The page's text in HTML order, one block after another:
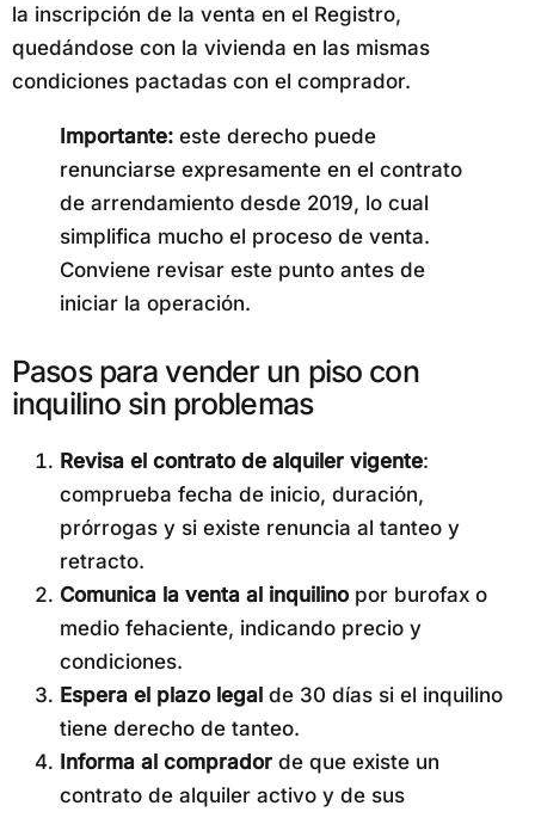
la inscripción de la venta en el Registro,
quedándose con la vivienda en las mismas
condiciones pactadas con el comprador.
Importante: este derecho puede
renunciarse expresamente en el contrato
de arrendamiento desde 2019, lo cual
simplifica mucho el proceso de venta.
Conviene revisar este punto antes de
iniciar la operación.
Pasos para vender un piso con
inquilino sin problemas
Revisa el contrato de alquiler vigente:
comprueba fecha de inicio, duración,
prórrogas y si existe renuncia al tanteo y
retracto.
Comunica la venta al inquilinopor burofax o
medio fehaciente, indicando precio y
condiciones.
Espera el plazo legal de 30 días si el inquilino
tiene derecho de tanteo.
Informa al comprador de que existe un
contrato de alquiler activo y de sus